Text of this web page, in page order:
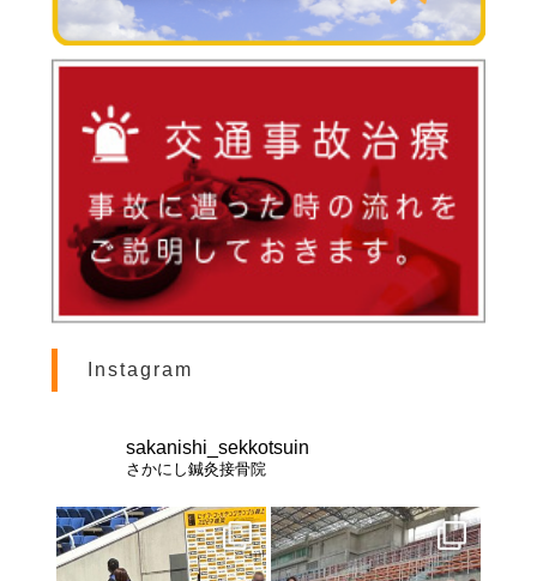
Instagram
sakanishi_sekkotsuin
さかにし鍼灸接骨院